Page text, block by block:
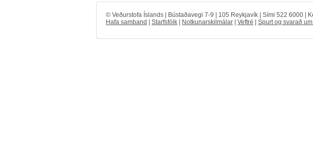
© Veðurstofa Íslands | Bústaðavegi 7-9 | 105 Reykjavík | Sími 522 6000 |
Hafa samband | Starfsfólk | Notkunarskilmálar | Veftré | Spurt og svarað